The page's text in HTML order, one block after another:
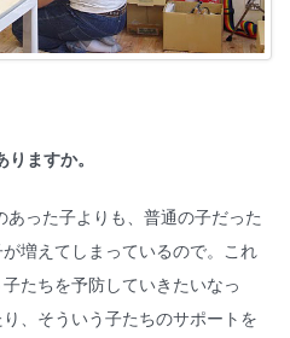
ますか。
った子よりも、普通の子だった
増えてしまっているので。これ
たちを予防していきたいなっ
、そういう子たちのサポートを